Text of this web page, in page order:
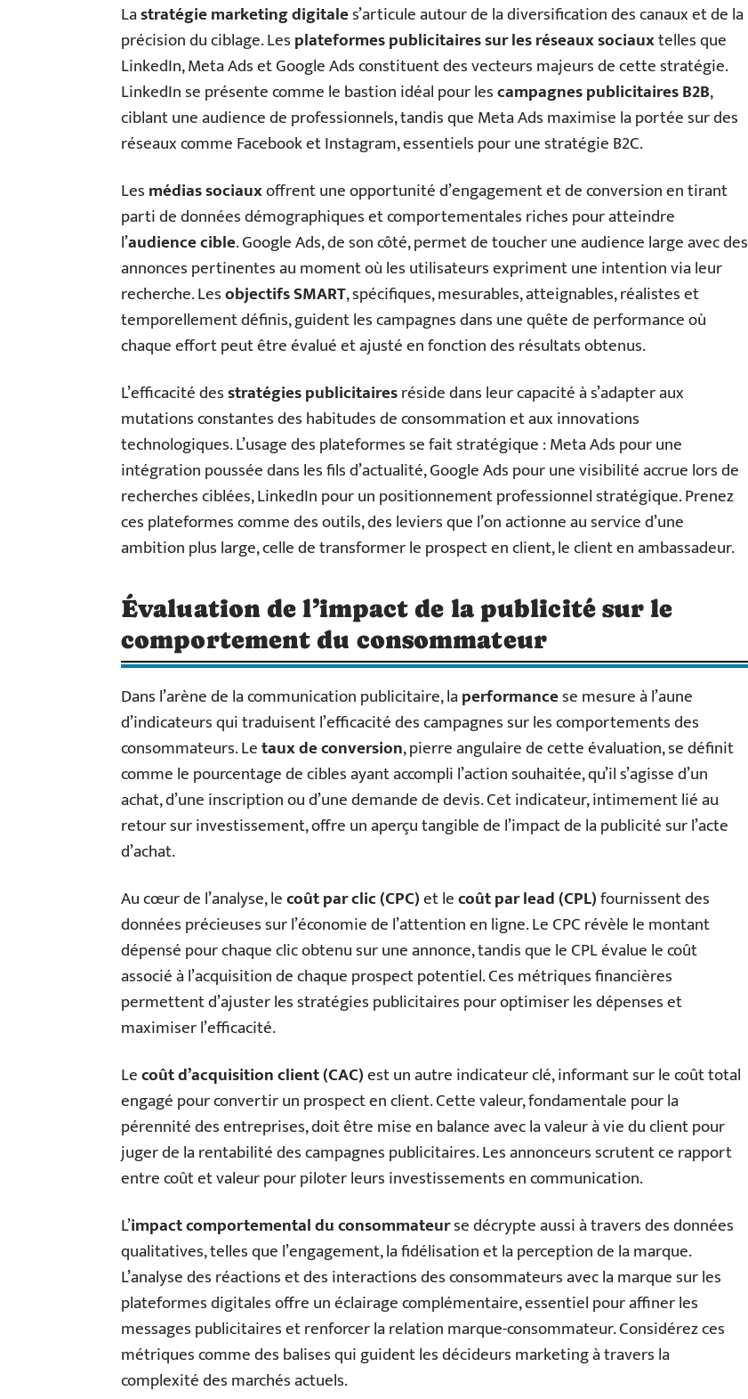
Lastratégie marketing digitales’articule autour de la diversification des canaux et de la
précision du ciblage. Lesplateformes publicitaires sur les réseaux sociauxtelles que
LinkedIn, Meta Ads et Google Ads constituent des vecteurs majeurs de cette stratégie.
LinkedIn se présente comme le bastion idéal pour lescampagnes publicitaires B2B,
ciblant une audience de professionnels, tandis que Meta Ads maximise la portée sur des
réseaux comme Facebook et Instagram, essentiels pour une stratégie B2C.
Lesmédias sociauxoffrent une opportunité d’engagement et de conversion en tirant
parti de données démographiques et comportementales riches pour atteindre
l’audience cible. Google Ads, de son côté, permet de toucher une audience large avec des
annonces pertinentes au moment où les utilisateurs expriment une intention via leur
recherche. Lesobjectifs SMART, spécifiques, mesurables, atteignables, réalistes et
temporellement définis, guident les campagnes dans une quête de performance où
chaque effort peut être évalué et ajusté en fonction des résultats obtenus.
L’efficacité desstratégies publicitairesréside dans leur capacité à s’adapter aux
mutations constantes des habitudes de consommation et aux innovations
technologiques. L’usage des plateformes se fait stratégique : Meta Ads pour une
intégration poussée dans les fils d’actualité, Google Ads pour une visibilité accrue lors de
recherches ciblées, LinkedIn pour un positionnement professionnel stratégique. Prenez
ces plateformes comme des outils, des leviers que l’on actionne au service d’une
ambition plus large, celle de transformer le prospect en client, le client en ambassadeur.
Évaluation de l’impact de la publicité sur le
comportement du consommateur
Dans l’arène de la communication publicitaire, laperformancese mesure à l’aune
d’indicateurs qui traduisent l’efficacité des campagnes sur les comportements des
consommateurs. Letaux de conversion, pierre angulaire de cette évaluation, se définit
comme le pourcentage de cibles ayant accompli l’action souhaitée, qu’il s’agisse d’un
achat, d’une inscription ou d’une demande de devis. Cet indicateur, intimement lié au
retour sur investissement, offre un aperçu tangible de l’impact de la publicité sur l’acte
d’achat.
Au cœur de l’analyse, lecoût par clic (CPC)et lecoût par lead (CPL)fournissent des
données précieuses sur l’économie de l’attention en ligne. Le CPC révèle le montant
dépensé pour chaque clic obtenu sur une annonce, tandis que le CPL évalue le coût
associé à l’acquisition de chaque prospect potentiel. Ces métriques financières
permettent d’ajuster les stratégies publicitaires pour optimiser les dépenses et
maximiser l’efficacité.
Lecoût d’acquisition client (CAC)est un autre indicateur clé, informant sur le coût total
engagé pour convertir un prospect en client. Cette valeur, fondamentale pour la
pérennité des entreprises, doit être mise en balance avec la valeur à vie du client pour
juger de la rentabilité des campagnes publicitaires. Les annonceurs scrutent ce rapport
entre coût et valeur pour piloter leurs investissements en communication.
L’impact comportemental du consommateurse décrypte aussi à travers des données
qualitatives, telles que l’engagement, la fidélisation et la perception de la marque.
L’analyse des réactions et des interactions des consommateurs avec la marque sur les
plateformes digitales offre un éclairage complémentaire, essentiel pour affiner les
messages publicitaires et renforcer la relation marque-consommateur. Considérez ces
métriques comme des balises qui guident les décideurs marketing à travers la
complexité des marchés actuels.